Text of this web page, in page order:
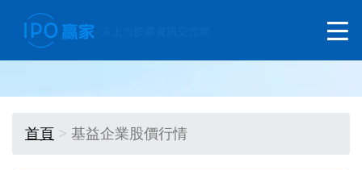
首頁 基益企業股價行情